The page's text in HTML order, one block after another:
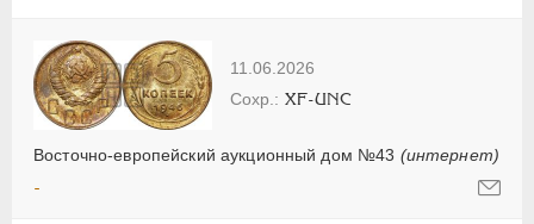
11.06.2026
Восточно-европейский аукционный дом №43 (интернет)
XF-UNC
-